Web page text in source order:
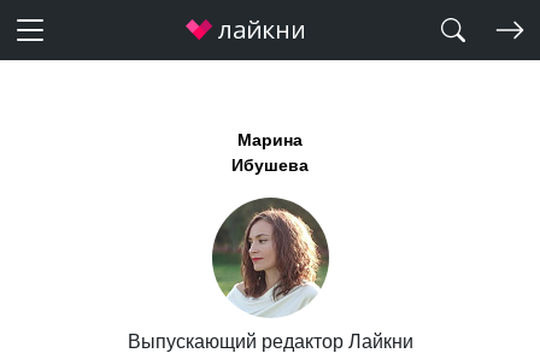
Марина
Ибушева
Выпускающий редактор Лайкни